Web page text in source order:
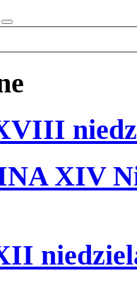
XIV